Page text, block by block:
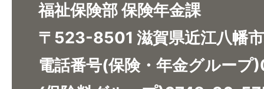
福祉保険部 保険年金課
〒523-8501 滋賀県近江八幡
電話番号(保険・年金グルー